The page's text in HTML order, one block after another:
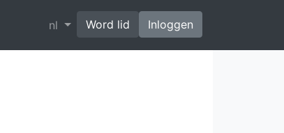
nl Word lid Inloggen